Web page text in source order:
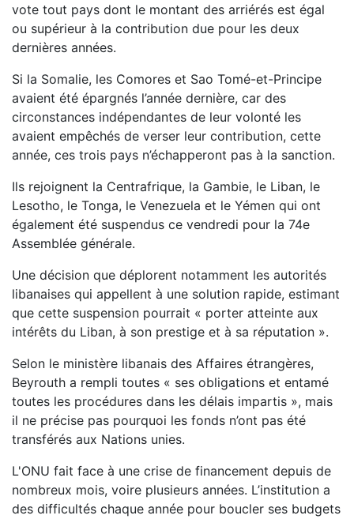
vote tout pays dont le montant des arriérés est égal
ou supérieur à la contribution due pour les deux
dernières années.
Si la Somalie, les Comores et Sao Tomé-et-Principe
avaient été épargnés l’année dernière, car des
circonstances indépendantes de leur volonté les
avaient empêchés de verser leur contribution, cette
année, ces trois pays n’échapperont pas à la sanction.
Ils rejoignent la Centrafrique, la Gambie, le Liban, le
Lesotho, le Tonga, le Venezuela et le Yémen qui ont
également été suspendus ce vendredi pour la 74e
Assemblée générale.
Une décision que déplorent notamment les autorités
libanaises qui appellent à une solution rapide, estimant
que cette suspension pourrait « porter atteinte aux
intérêts du Liban, à son prestige et à sa réputation ».
Selon le ministère libanais des Affaires étrangères,
Beyrouth a rempli toutes « ses obligations et entamé
toutes les procédures dans les délais impartis », mais
il ne précise pas pourquoi les fonds n’ont pas été
transférés aux Nations unies.
L'ONU fait face à une crise de financement depuis de
nombreux mois, voire plusieurs années. L’institution a
des difficultés chaque année pour boucler ses budgets